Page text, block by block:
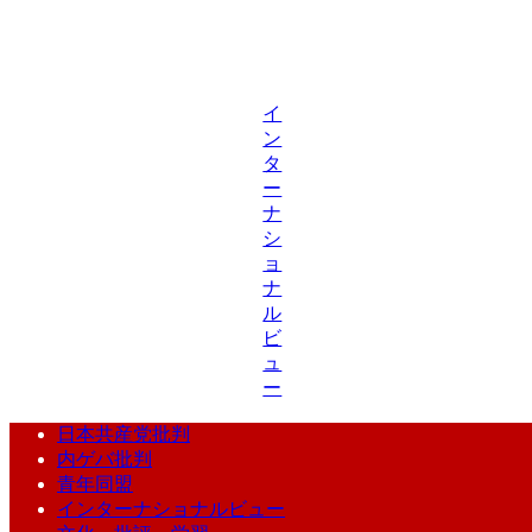
イ
ン
タ
ー
ナ
シ
ョ
ナ
ル
ビ
ュ
ー
日本共産党批判
内ゲバ批判
青年同盟
インターナショナルビュー